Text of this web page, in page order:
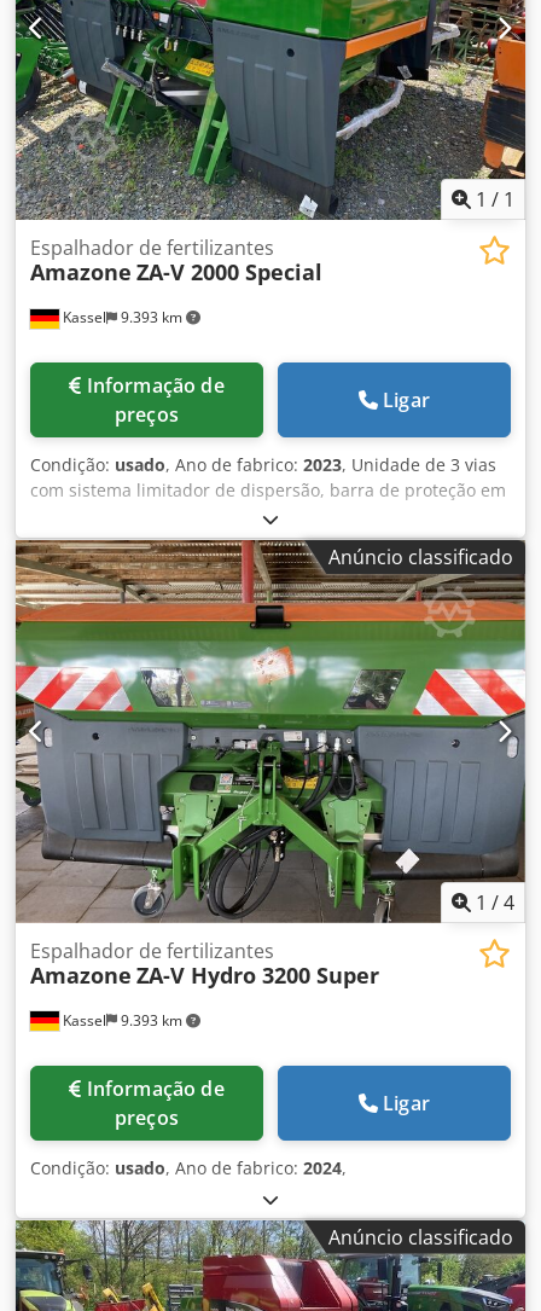
1 / 1
Kassel 9.393 km
Espalhador de fertilizantes
Amazone ZA-V 2000 Special
preços
Ligar
Condição: usado, Ano de fabrico: 2023, Unidade de 3 vias
com sistema limitador de dispersão, barra de proteção em
V para tubos grande, indicador de posição mecânico para
mecanismo espalhador ZA-V, extensão de reservatório S
2000, componentes de montagem para unidades básicas
ZA, veio cardan com embreagem de atrito, guarda-lamas
grande e escadas, iluminação LED traseira. Dkedpfx Anst
Dwibe Ejr
Anúncio classificado
1 /4
Kassel 9.393 km
Espalhador de fertilizantes
Amazone ZA-V Hydro 3200 Super
preços
Ligar
Condição: usado, Ano de fabrico: 2024,
Anúncio classificado